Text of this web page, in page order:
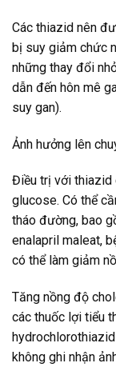
Các thiazid nên
bị suy giảm chức
những thay đổi
dẫn đến hôn mê
suy gan).
Ảnh hưởng lên
Điều trị với thiazid
glucose. Có thể
tháo đường, bao
enalapril maleat,
có thể làm giảm
Tăng nồng độ
các thuốc lợi tiểu
không ghi nhận